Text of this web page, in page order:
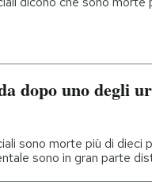
dopo uno degli
sono morte più di dieci
sono in gran parte